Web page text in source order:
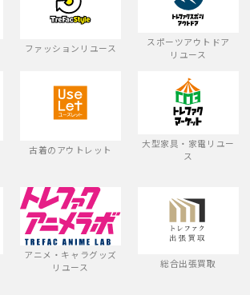
ファッションリユース
スポーツアウトドア
リユース
古着のアウトレット
大型家具・家電リユー
ス
アニメ・キャラグッズ
リユース
総合出張買取